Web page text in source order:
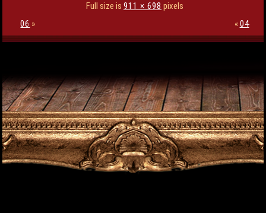
Full size is 911 × 698 pixels
06 » «04